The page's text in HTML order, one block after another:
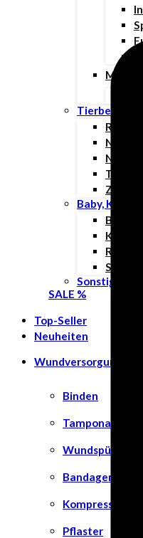
Tierbedarf
Zubehör
Baby, Kind &
Rund
Sonstiges
SALE %
Top-Seller
Neuheiten
Wundversorgung
Binden
Tamponaden
Wundspüllösung
Bandagen
Kompressen
Pflaster